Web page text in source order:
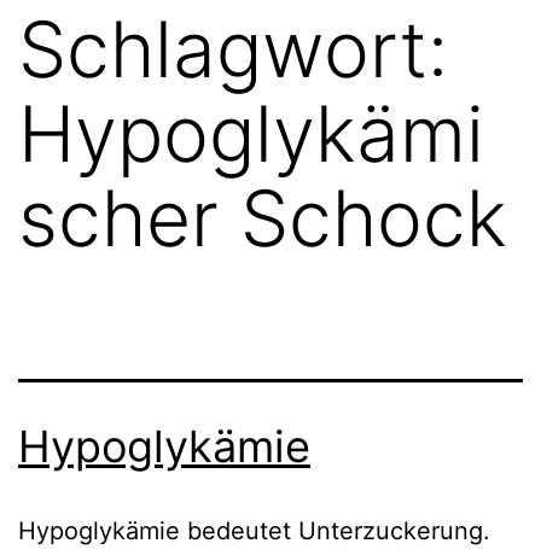
Schlagwort:
Hypoglykämi
scher Schock
Hypoglykämie
Hypoglykämie bedeutet Unterzuckerung.